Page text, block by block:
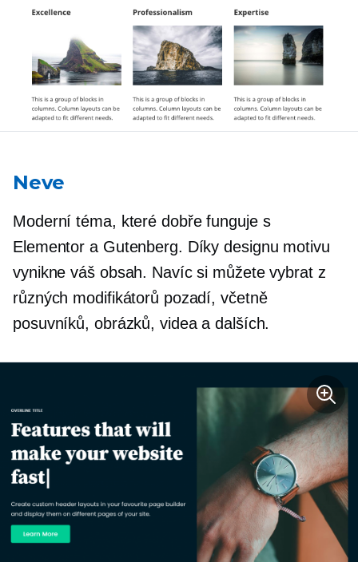
Neve
Moderní téma, které dobře funguje s
Elementor a Gutenberg. Díky designu motivu
vynikne váš obsah. Navíc si můžete vybrat z
různých modifikátorů pozadí, včetně
posuvníků, obrázků, videa a dalších.